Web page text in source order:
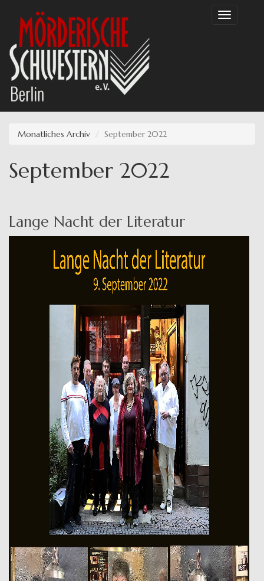
Inhalt
Toggle
Monatliches Archiv September 2022
September 2022
Lange Nacht der Literatur